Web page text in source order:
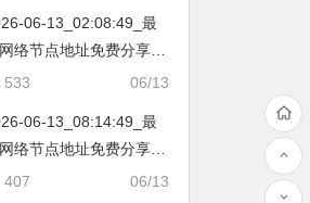
|新加坡|台湾|马来西亚|
06-13_02:08:49_最
络节点地址免费分享…
期更新…开放免费分享
|新加坡|台湾|马来西亚|
06/13
533
06-13_08:14:49_最
络节点地址免费分享…
期更新…开放免费分享
06/13
407